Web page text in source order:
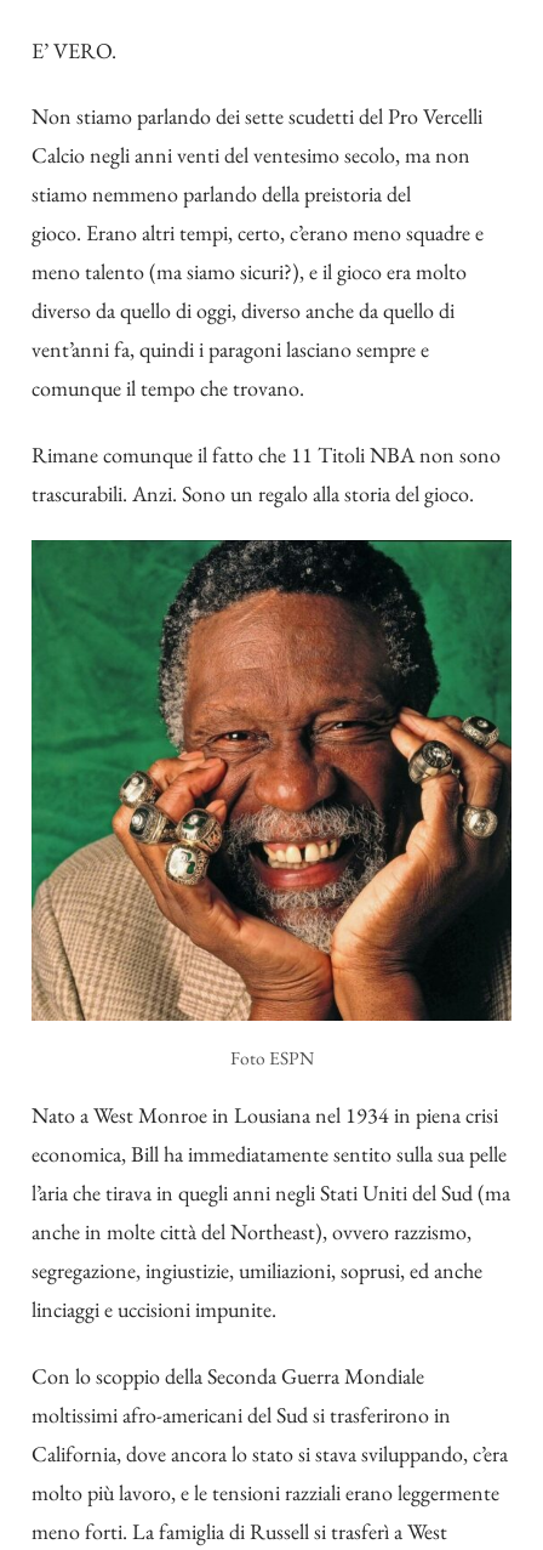
E’ VERO.
Non stiamo parlando dei sette scudetti del Pro Vercelli
Calcio negli anni venti del ventesimo secolo, ma non
stiamo nemmeno parlando della preistoria del
gioco. Erano altri tempi, certo, c’erano meno squadre e
meno talento (ma siamo sicuri?), e il gioco era molto
diverso da quello di oggi, diverso anche da quello di
vent’anni fa, quindi i paragoni lasciano sempre e
comunque il tempo che trovano.
Rimane comunque il fatto che 11 Titoli NBA non sono
trascurabili. Anzi. Sono un regalo alla storia del gioco.
Foto ESPN
Nato a West Monroe in Lousiana nel 1934 in piena crisi
economica, Bill ha immediatamente sentito sulla sua pelle
l’aria che tirava in quegli anni negli Stati Uniti del Sud (ma
anche in molte città del Northeast), ovvero razzismo,
segregazione, ingiustizie, umiliazioni, soprusi, ed anche
linciaggi e uccisioni impunite.
Con lo scoppio della Seconda Guerra Mondiale
moltissimi afro-americani del Sud si trasferirono in
California, dove ancora lo stato si stava sviluppando, c’era
molto più lavoro, e le tensioni razziali erano leggermente
meno forti. La famiglia di Russell si trasferì a West